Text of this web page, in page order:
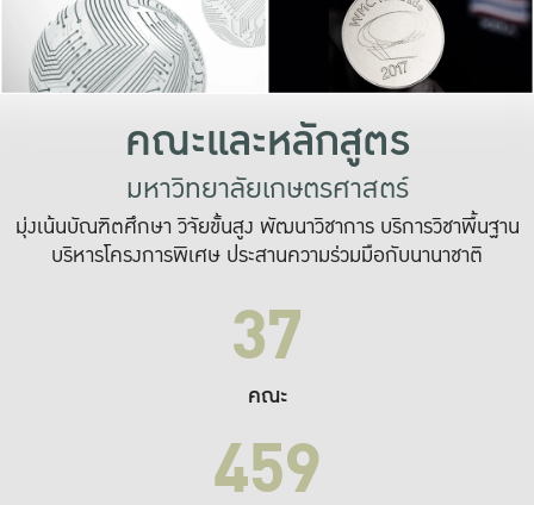
เปลี่ยนแปลง แล
เพื่อทำง
ระบบสารสนเทศ
คณะและหลักสูตร
มหาวิทยาลัยเกษตรศาสตร์
มุ่งเน้นบัณฑิตศึกษา วิจัยขั้นสูง พัฒนาวิชาการ บริการวิชาพื้นฐาน
บริหารโครงการพิเศษ ประสานความร่วมมือกับนานาชาติ
37
คณะ
459